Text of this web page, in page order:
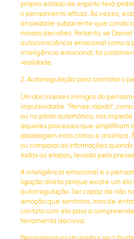
próprio estado de espírito terá
o pensamento eficaz. Às vezes,
ansiedade subjacente que
nossas decisões. Portanto, se
autoconsciência emocional como a
inteligência emocional, foi
realidade.
2. Autorregulação para controlar o
Um dos maiores inimigos do
impulsividade. “Pensar rápido”,
ou no piloto automático, nos
aqueles processos que simplificam
abordagem mais crítica e analítica.
ou comparar as informações
todas as etapas, levada pela
A inteligência emocional e o
ligação direta porque existe um elo
autorregulação. Ser capaz de não
emoção que sentimos, mas de
contato com ela para a
ferramenta decisiva.